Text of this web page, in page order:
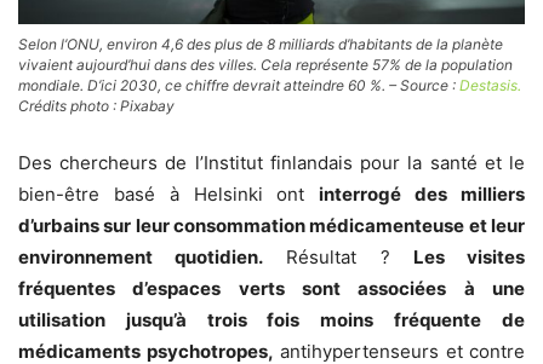
Selon l’ONU, environ 4,6 des plus de 8 milliards d’habitants de la planète
vivaient aujourd’hui dans des villes. Cela représente 57% de la population
mondiale. D’ici 2030, ce chiffre devrait atteindre 60 %. – Source : Destasis.
Crédits photo : Pixabay
Des chercheurs de l’Institut finlandais pour la santé et le
bien-être basé à Helsinki ontinterrogé des milliers
d’urbains sur leur consommation médicamenteuse et leur
environnement quotidien. Résultat ? Les visites
fréquentes d’espaces verts sont associées à une
utilisation jusqu’à trois fois moins fréquente de
médicaments psychotropes, antihypertenseurs et contre